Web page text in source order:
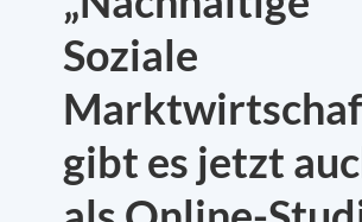
Soziale
gibt es jetzt